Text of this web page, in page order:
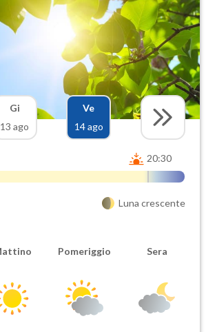
Gi
13 ago
Ve
14 ago
20:30
Luna crescente
Pomeriggio Sera